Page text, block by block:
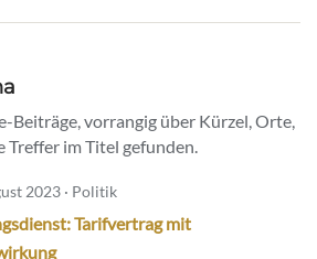
Beiträge, vorrangig über Kürzel, Orte,
im Titel gefunden.
2023 · Politik
Tarifvertrag mit